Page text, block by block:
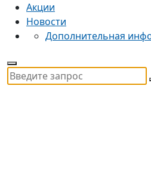
Акции
Новости
Дополнительная